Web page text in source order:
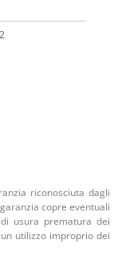
riconosciuta dagli
copre eventuali
usura prematura dei
utilizzo improprio dei